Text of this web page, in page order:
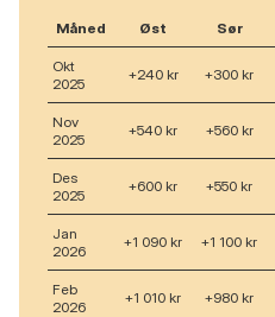
Måned Øst Sør
Okt
2025
+240 kr +300 kr
Nov
2025
+540 kr +560 kr
Des
2025
+600 kr +550 kr
Jan
2026
+1 090 kr +1 100 kr
Feb
2026
+1 010 kr +980 kr